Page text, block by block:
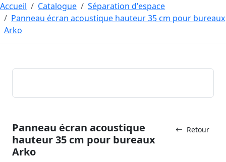
Accueil Catalogue
Séparation d'espace
Panneau écran acoustique hauteur 35 cm pour bureaux
Arko
Retour
Panneau écran acoustique
hauteur 35 cm pour bureaux
Arko